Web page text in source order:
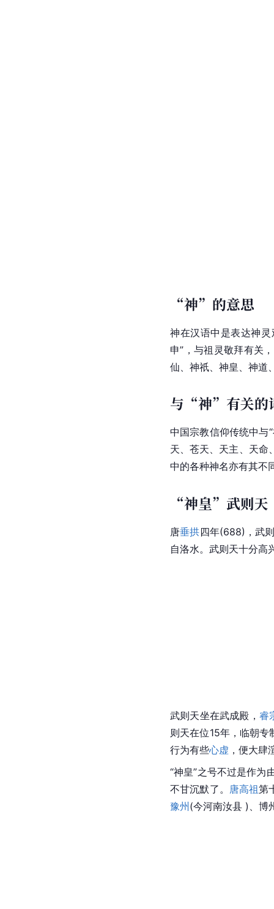
“神”的意思
神在汉语中是表达神
申”，与祖灵敬拜有关
仙、神祇、神皇、神道
与“神”有关的
中国宗教信仰传统中与
天、苍天、天主、天命
中的各种神名亦有其不
“神皇”武则天
唐垂拱四年(688)，武
自洛水。 武则天十分高
武则天坐在武成殿， 睿
则天在位15年，临朝
行为有些心虚 ，便大肆
“神皇”之号不过是作为
不甘沉默了。 唐高祖第
豫州 (今河南汝县 )、博